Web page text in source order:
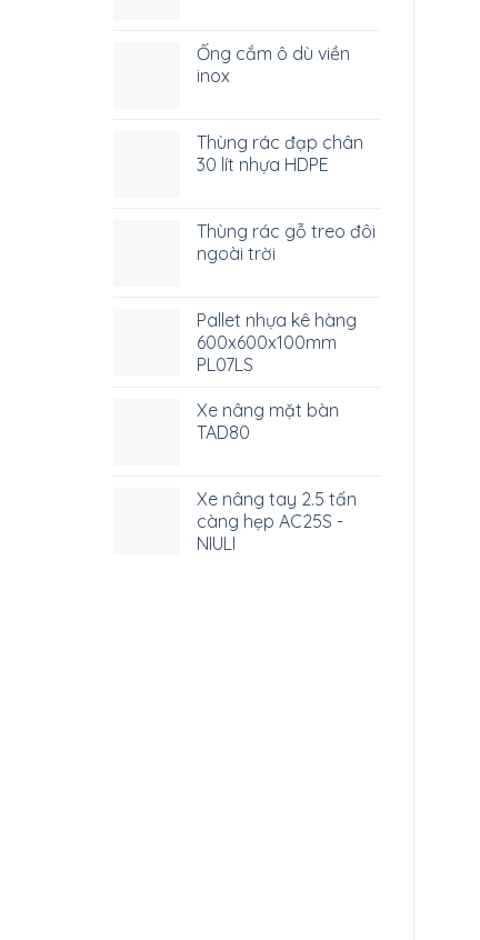
Ống cắm ô dù viền
inox
Thùng rác đạp chân
30 lít nhựa HDPE
Thùng rác gỗ treo đôi
ngoài trời
Pallet nhựa kê hàng
600x600x100mm
PL07LS
Xe nâng mặt bàn
TAD80
Xe nâng tay 2.5 tấn
càng hẹp AC25S -
NIULI